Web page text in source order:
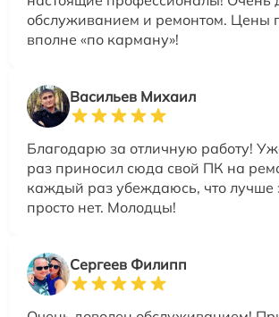
обслуживанием и ремонтом. Цены
вполне «по карману»!
Васильев Михаил
Благодарю за отличную работу!
раз приносил сюда свой ПК на
каждый раз убеждаюсь, что лучше
просто нет. Молодцы!
Сергеев Филипп